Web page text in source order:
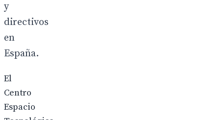
y
directivos
en
España.
El
Centro
Espacio